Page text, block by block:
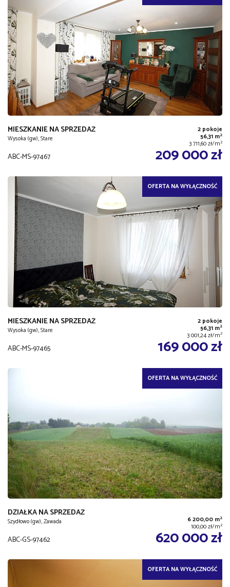
MIESZKANIE NA SPRZEDAŻ
Wysoka (gw), Stare
2 pokoje
56,31 m2
3 711,60 zł/m2
ABC-MS-97467 209 000 zł
OFERTA NA WYŁĄCZNOŚĆ
MIESZKANIE NA SPRZEDAŻ
Wysoka (gw), Stare
2 pokoje
56,31 m2
3 001,24 zł/m2
ABC-MS-97465 169 000 zł
OFERTA NA WYŁĄCZNOŚĆ
DZIAŁKA NA SPRZEDAŻ
Szydłowo (gw), Zawada 6 200,00 m2
100,00 zł/m2
ABC-GS-97462 620 000 zł
OFERTA NA WYŁĄCZNOŚĆ